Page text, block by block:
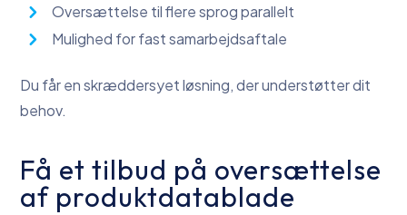
Oversættelse til flere sprog parallelt
Mulighed for fast samarbejdsaftale
Du får en skræddersyet løsning, der understøtter dit
behov.
Få et tilbud på oversættelse
af produktdatablade